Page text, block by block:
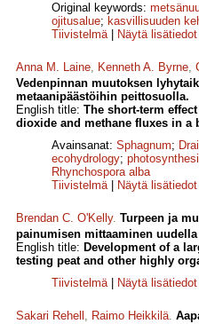
Original keywords:
ojitusalue; kasvillisuuden
Tiivistelmä| Näytä lisätiedot
Anna M. Laine, Kenneth A. Byrne,
Vedenpinnan muutoksen
metaanipäästöihin peittosuolla.
English title: The short-term
dioxide and methane fluxes in a
Avainsanat: Sphagnum;
ecohydrology;
Rhynchospora alba
Tiivistelmä| Näytä lisätiedot
Brendan C. O'Kelly. Turpeen ja
painumisen mittaaminen
English title: Development of a
testing peat and other highly
Tiivistelmä| Näytä lisätiedot
Sakari Rehell , Raimo Heikkilä.